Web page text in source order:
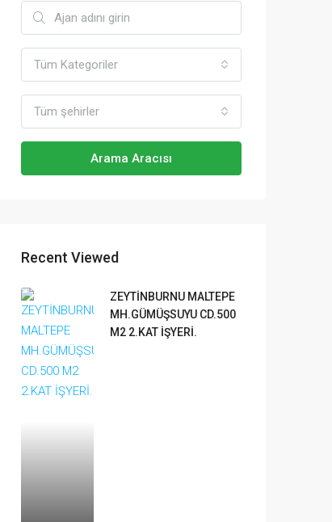
Tüm Kategoriler
Tüm şehirler
Arama Aracısı
Recent Viewed
ZEYTİNBURNU MALTEPE
MH.GÜMÜŞSUYU CD.500
M2 2.KAT İŞYERİ.